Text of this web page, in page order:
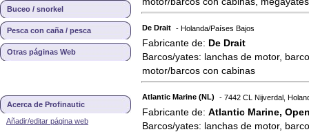
Buceo / snorkel
Pesca con caña / pesca
Otras páginas Web
Acerca de Profinautic
Añadir/editar página web
De Drait - Holanda/Países Bajos
Fabricante de: De Drait
Barcos/yates: lanchas de motor,
motor/barcos con cabinas
Atlantic Marine (NL) - 7442 CL Nijverdal,
Fabricante de: Atlantic Marine,
Barcos/yates: lanchas de motor,